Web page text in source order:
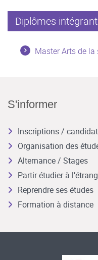
Diplômes
Master Arts de
S'informer
Inscriptions /
Organisation des
Alternance / Stages
Partir étudier à
Reprendre ses études
Formation à distance